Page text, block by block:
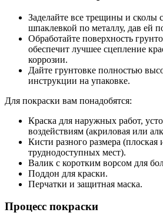
Заделайте все трещины и сколы
шпаклевкой по металлу, дав ей
Обработайте поверхность
обеспечит лучшее сцепление
коррозии.
Дайте грунтовке полностью
инструкции на упаковке.
Для покраски вам понадобятся:
Краска для наружных работ,
воздействиям (акриловая или
Кисти разного размера (плоская
труднодоступных мест).
Валик с коротким ворсом для
Поддон для краски.
Перчатки и защитная маска.
Процесс покраски